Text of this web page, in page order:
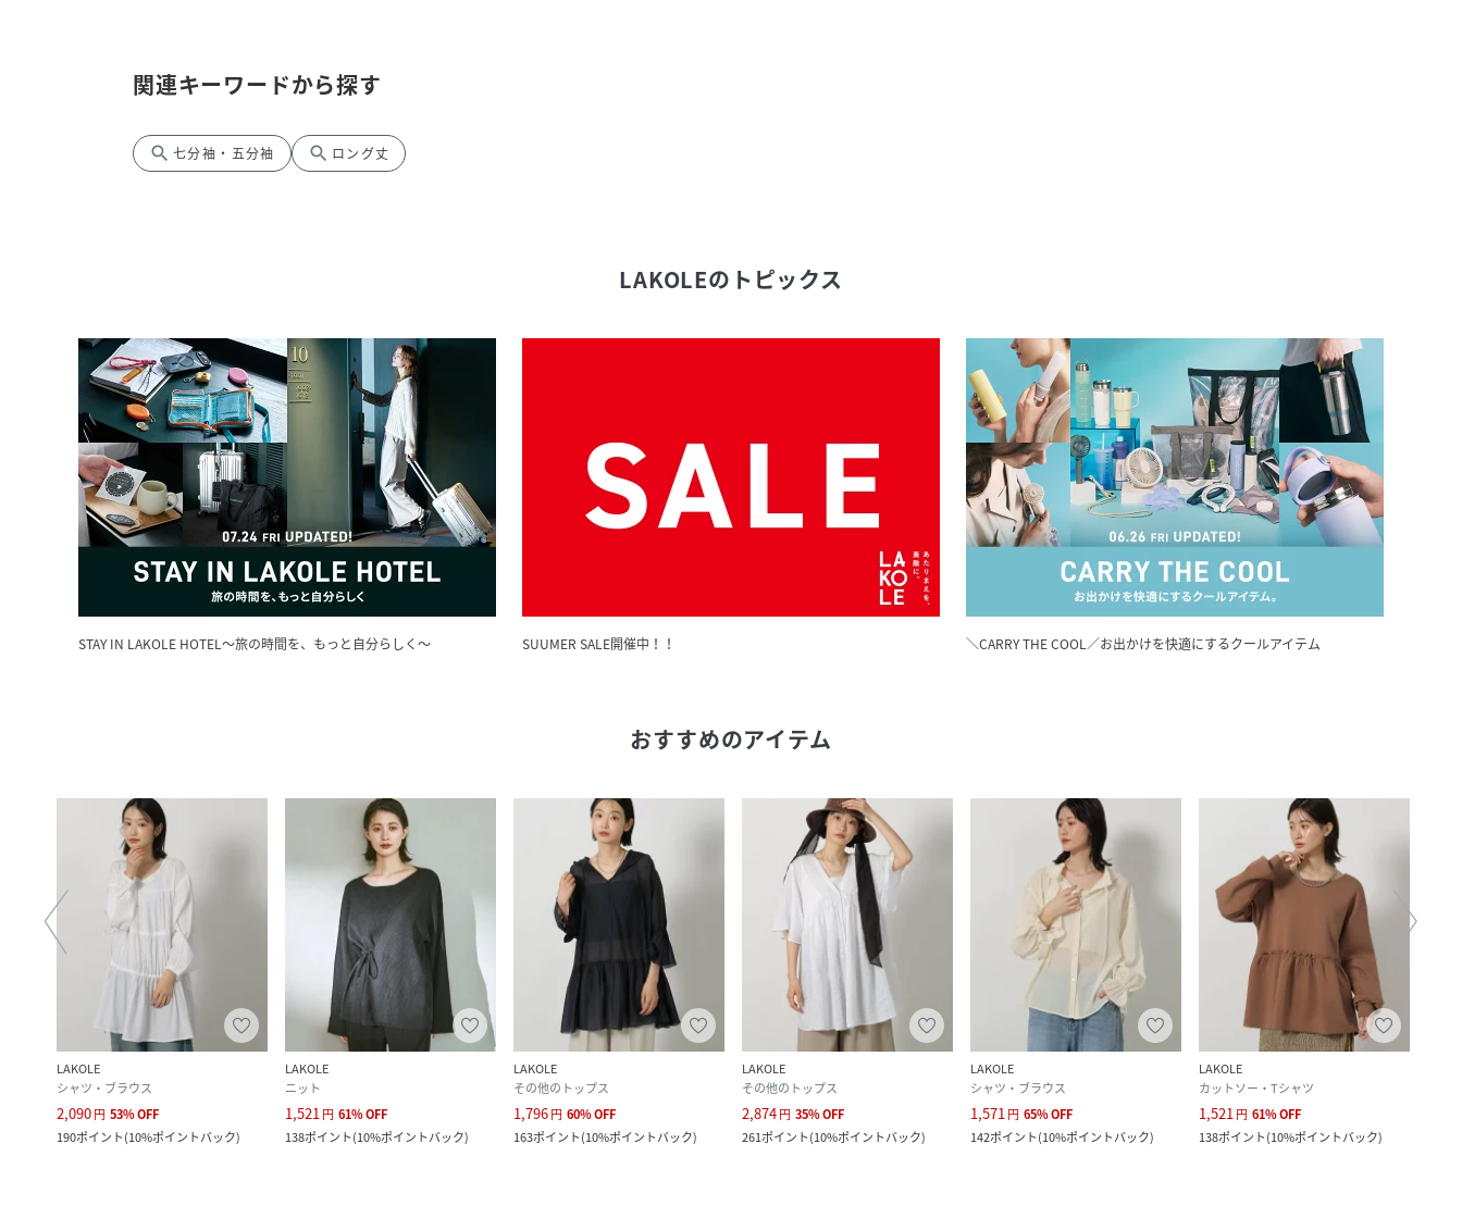
関連キーワードから探す
search 七分袖・五分袖 search ロング丈
LAKOLEのトピックス
STAY IN LAKOLE HOTEL～旅の時間を、もっと自分らしく～ SUUMER SALE開催中！！ ＼CARRY THE COOL／お出かけを快適にするクールアイテム
おすすめのアイテム
LAKOLE
シャツ・ブラウス
2,090円 53%OFF
190ポイント(10%ポイントバック)
LAKOLE
ニット
1,521円 61%OFF
138ポイント(10%ポイントバック)
LAKOLE
その他のトップス
1,796円 60%OFF
163ポイント(10%ポイントバック)
LAKOLE
その他のトップス
2,874円 35%OFF
261ポイント(10%ポイントバック)
LAKOLE
シャツ・ブラウス
1,571円 65%OFF
142ポイント(10%ポイントバック)
LAKOLE
カットソー・Tシャツ
1,521円 61%OFF
138ポイント(10%ポイントバック)